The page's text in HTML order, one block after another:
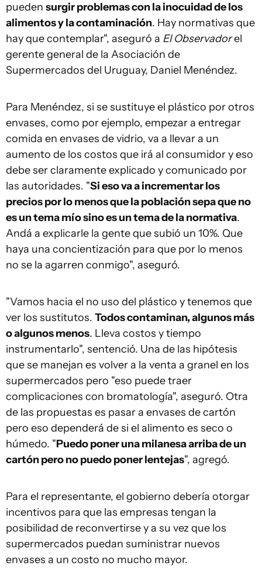
pueden surgir problemas con la inocuidad de los
alimentos y la contaminación. Hay normativas que
hay que contemplar", aseguró a El Observadorel
gerente general de la Asociación de
Supermercados del Uruguay, Daniel Menéndez.
Para Menéndez, si se sustituye el plástico por otros
envases, como por ejemplo, empezar a entregar
comida en envases de vidrio, va a llevar a un
aumento de los costos que irá al consumidor y eso
debe ser claramente explicado y comunicado por
las autoridades. "Si eso va a incrementar los
precios por lo menos que la población sepa que no
es un tema mío sino es un tema de la normativa.
Andá a explicarle la gente que subió un 10%. Que
haya una concientización para que por lo menos
no se la agarren conmigo", aseguró.
"Vamos hacia el no uso del plástico y tenemos que
ver los sustitutos. Todos contaminan, algunos más
o algunos menos. Lleva costos y tiempo
instrumentarlo", sentenció. Una de las hipótesis
que se manejan es volver a la venta a granel en los
supermercados pero "eso puede traer
complicaciones con bromatología", aseguró. Otra
de las propuestas es pasar a envases de cartón
pero eso dependerá de si el alimento es seco o
húmedo. "Puedo poner una milanesa arriba de un
cartón pero no puedo poner lentejas", agregó.
Para el representante, el gobierno debería otorgar
incentivos para que las empresas tengan la
posibilidad de reconvertirse y a su vez que los
supermercados puedan suministrar nuevos
envases a un costo no mucho mayor.